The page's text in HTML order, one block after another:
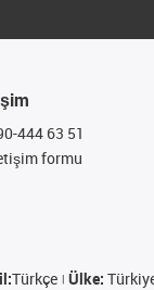
444 63 51
formu
Türkçe Ülke: